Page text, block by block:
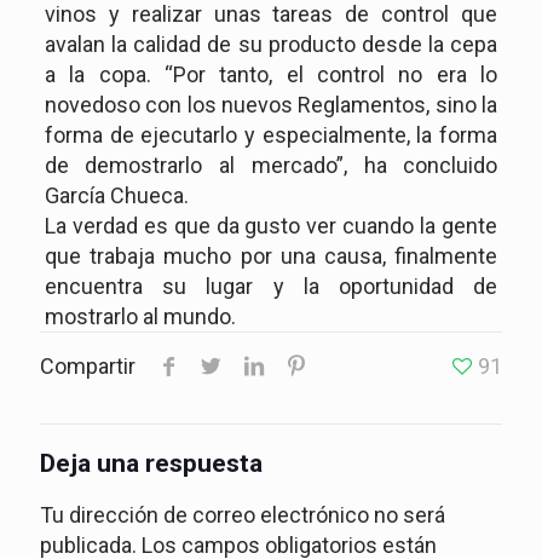
vinos y realizar unas tareas de control que
avalan la calidad de su producto desde la cepa
a la copa. “Por tanto, el control no era lo
novedoso con los nuevos Reglamentos, sino la
forma de ejecutarlo y especialmente, la forma
de demostrarlo al mercado”, ha concluido
García Chueca.
La verdad es que da gusto ver cuando la gente
que trabaja mucho por una causa, finalmente
encuentra su lugar y la oportunidad de
mostrarlo al mundo.
Compartir
91
Deja una respuesta
Tu dirección de correo electrónico no será
publicada. Los campos obligatorios están